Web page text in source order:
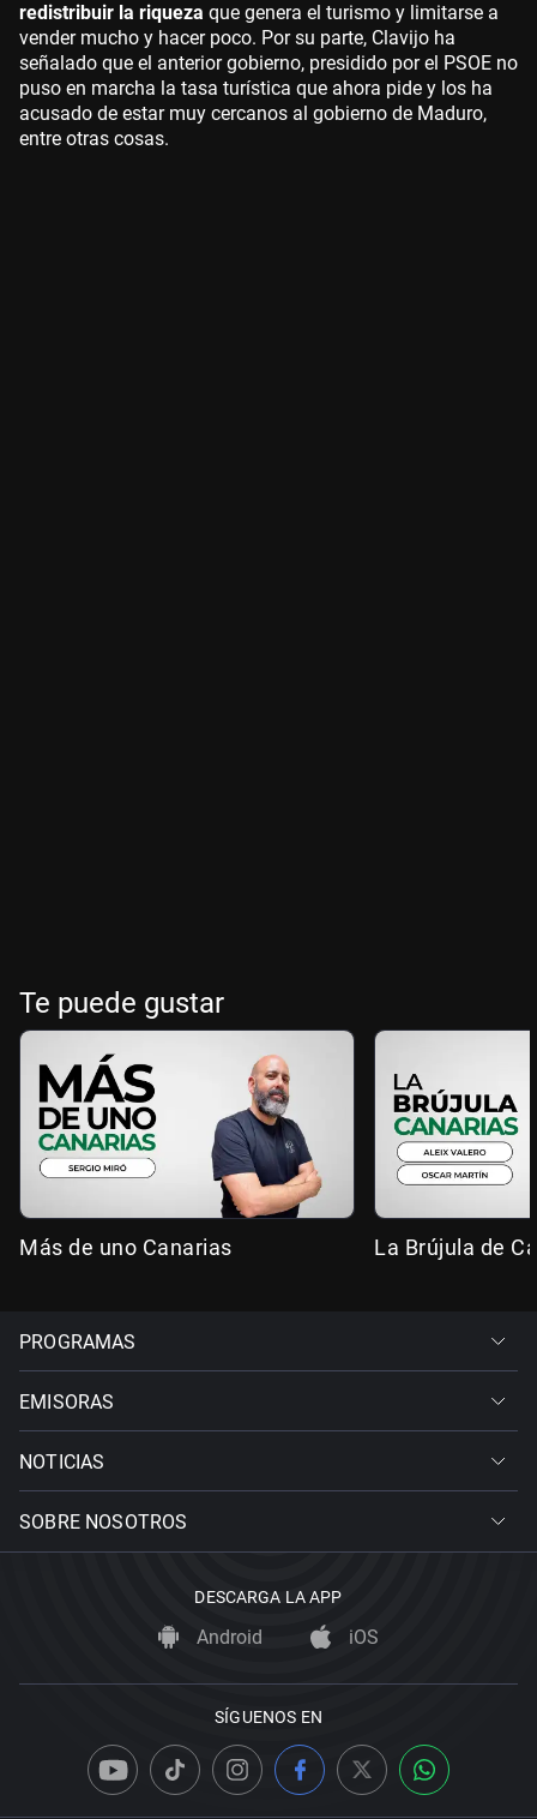
redistribuir la riqueza que genera el turismo y limitarse a
vender mucho y hacer poco. Por su parte, Clavijo ha
señalado que el anterior gobierno, presidido por el PSOE no
puso en marcha la tasa turística que ahora pide y los ha
acusado de estar muy cercanos al gobierno de Maduro,
entre otras cosas.
Te puede gustar
Más de uno Canarias La Brújula de
PROGRAMAS
EMISORAS
NOTICIAS
SOBRE NOSOTROS
DESCARGA LA APP
Android iOS
SÍGUENOS EN